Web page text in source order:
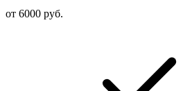
от 6000 руб.